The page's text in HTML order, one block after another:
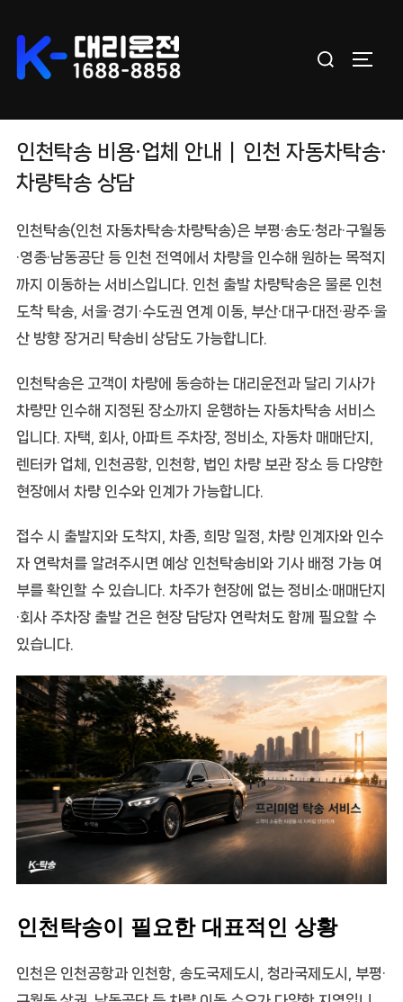
content
Search
인천탁송 비용·업체 안내｜인천 자동차탁송·
차량탁송 상담
인천탁송(인천 자동차탁송·차량탁송)은 부평·송도·청라·구월동
·영종·남동공단 등 인천 전역에서 차량을 인수해 원하는 목적지
까지 이동하는 서비스입니다. 인천 출발 차량탁송은 물론 인천
도착 탁송, 서울·경기·수도권 연계 이동, 부산·대구·대전·광주·울
산 방향 장거리 탁송비 상담도 가능합니다.
인천탁송은 고객이 차량에 동승하는 대리운전과 달리 기사가
차량만 인수해 지정된 장소까지 운행하는 자동차탁송 서비스
입니다. 자택, 회사, 아파트 주차장, 정비소, 자동차 매매단지,
렌터카 업체, 인천공항, 인천항, 법인 차량 보관 장소 등 다양한
현장에서 차량 인수와 인계가 가능합니다.
접수 시 출발지와 도착지, 차종, 희망 일정, 차량 인계자와 인수
자 연락처를 알려주시면 예상 인천탁송비와 기사 배정 가능 여
부를 확인할 수 있습니다. 차주가 현장에 없는 정비소·매매단지
·회사 주차장 출발 건은 현장 담당자 연락처도 함께 필요할 수
있습니다.
인천탁송이 필요한 대표적인 상황
인천은 인천공항과 인천항, 송도국제도시, 청라국제도시, 부평·